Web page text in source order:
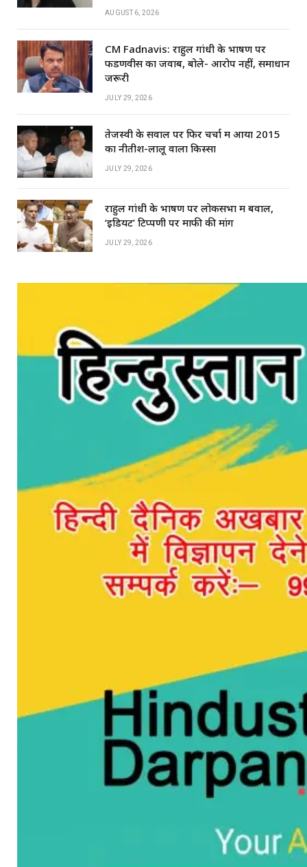
AUGUST 6, 2026
CM Fadnavis: राहुल गांधी के भाषण पर
फडणवीस का जवाब, बोले- आरोप नहीं, समाधान
जरूरी
JULY 29, 2026
तेजस्वी के सवाल पर फिर चर्चा में आया 2015
का नीतीश-लालू वाला किस्सा
JULY 29, 2026
राहुल गांधी के भाषण पर लोकसभा में बवाल,
‘इडियट’ टिप्पणी पर माफी की मांग
JULY 29, 2026